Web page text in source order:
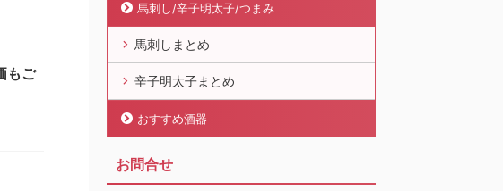
もご
馬刺し/辛子明太子/つまみ
馬刺しまとめ
辛子明太子まとめ
おすすめ酒器
お問合せ